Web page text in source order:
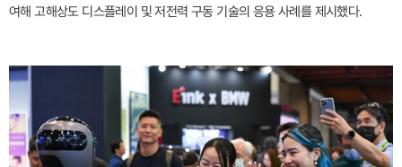
여해 고해상도 디스플레이 및 저전력 구동 기술의 응용 사례를 제시했다.